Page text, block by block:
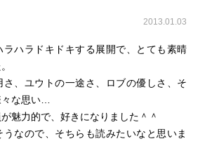
2013.01.03
ラハラドキドキする展開で、とても素晴
さ、ユウトの一途さ、ロブの優しさ、そ
な思い…
魅力的で、好きになりました＾＾
なので、そちらも読みたいなと思いま